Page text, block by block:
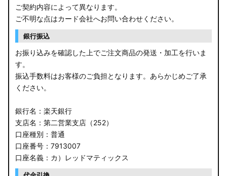
ご契約内容によって異なります。
ご不明な点はカード会社へお問い合わせください。
銀行振込
お振り込みを確認した上でご注文商品の発送・加工を行いま
す。
振込手数料はお客様のご負担となります。あらかじめご了承
ください。
銀行名：楽天銀行
支店名：第二営業支店（252）
口座種別：普通
口座番号：7913007
口座名義：カ）レッドマティックス